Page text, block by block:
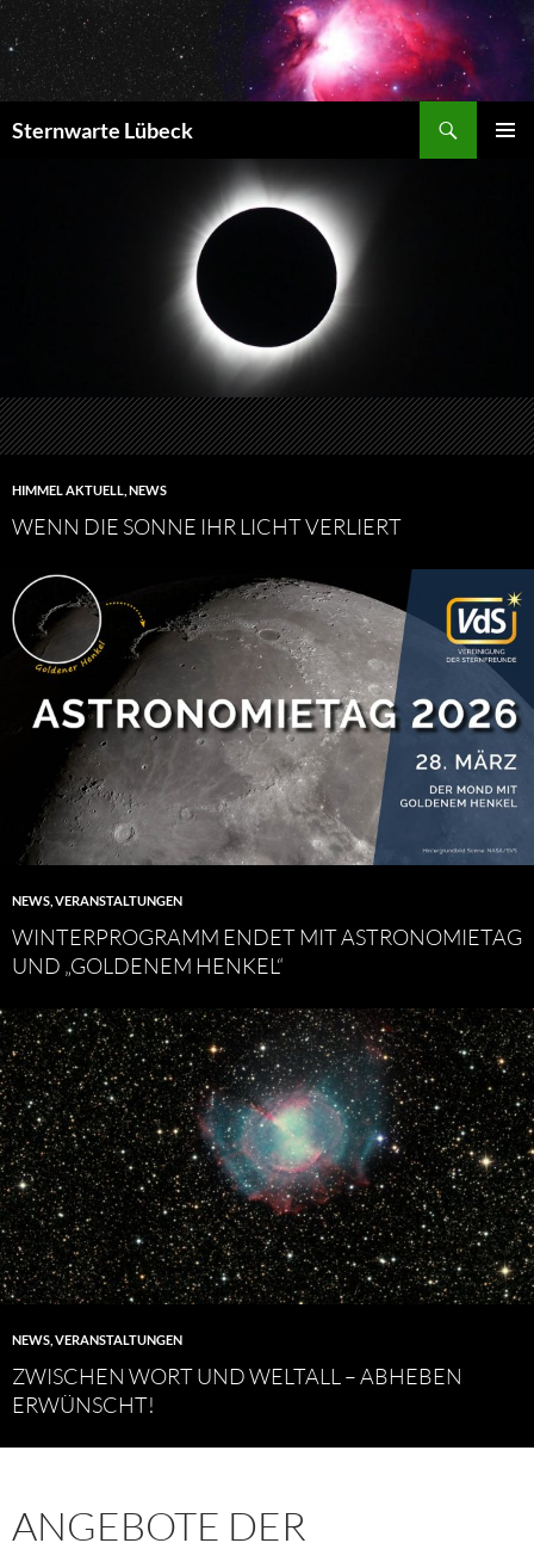
Zum
Inhalt
springen
Sternwarte Lübeck
HIMMEL AKTUELL NEWS
WENN DIE SONNE IHR LICHT VERLIERT
NEWS VERANSTALTUNGEN
WINTERPROGRAMM ENDET MIT ASTRONOMIETAG
UND „GOLDENEM HENKEL“
NEWS VERANSTALTUNGEN
ZWISCHEN WORT UND WELTALL – ABHEBEN
ERWÜNSCHT!
ANGEBOTE DER